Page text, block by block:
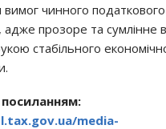
чинного податкового
адже прозоре та сумлінне
стабільного
media-